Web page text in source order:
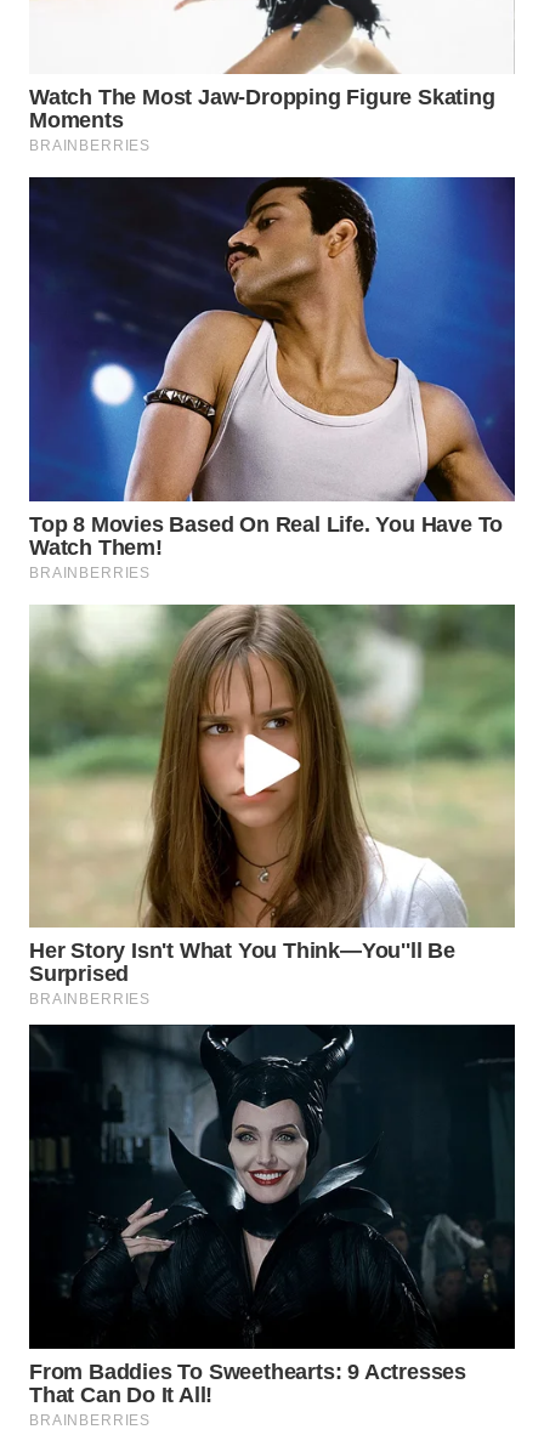
WN
LABUHANBATU
WN DELI
SERDANG
WN
PAKPAK
KARAWANG
BEKASI
WN
TAPANULI
UTARA
SAMOSIR
WN
PADANG
LAWAS
WN
WN
CIANJUR